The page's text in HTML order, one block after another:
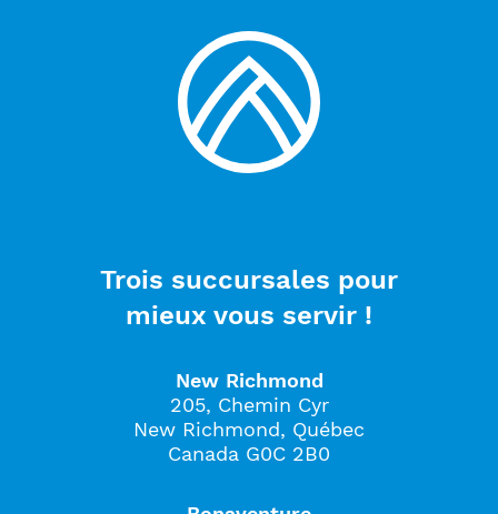
Trois succursales pour
mieux vous servir !
New Richmond
205, Chemin Cyr
New Richmond, Québec
Canada G0C 2B0